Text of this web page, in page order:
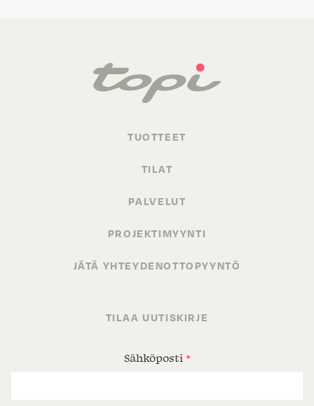
TUOTTEET
TILAT
PALVELUT
PROJEKTIMYYNTI
JÄTÄ YHTEYDENOTTOPYYNTÖ
TILAA UUTISKIRJE
Sähköposti *